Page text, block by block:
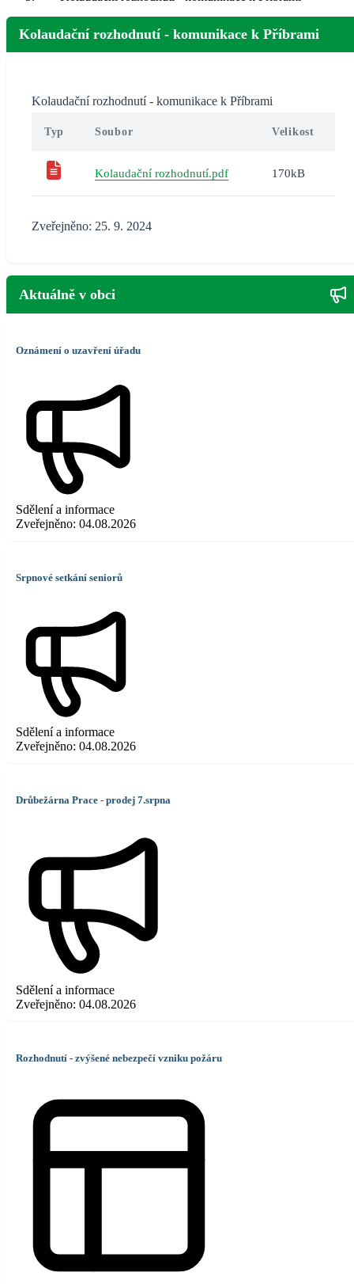
Kolaudační rozhodnutí - komunikace k Příbrami
Kolaudační rozhodnutí - komunikace k Příbrami
Typ Soubor Velikost
Kolaudační rozhodnutí.pdf 170kB
Zveřejněno: 25. 9. 2024
Aktuálně v obci
Oznámení o uzavření úřadu
Sdělení a informace
Zveřejněno: 04.08.2026
Srpnové setkání seniorů
Sdělení a informace
Zveřejněno: 04.08.2026
Drůbežárna Prace - prodej 7.srpna
Sdělení a informace
Zveřejněno: 04.08.2026
Rozhodnutí - zvýšené nebezpečí vzniku požáru